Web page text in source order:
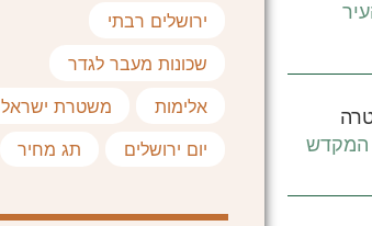
המקדש
ירושלים רבתי
שכונות מעבר לגדר
אלימות
משטרת ישראל
יום ירושלים
תג מחיר